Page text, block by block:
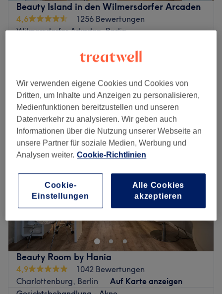
Beauty Island in den Wilmersdorfer Arcaden
4,6
1256 Bewertungen
Wilmersdorfer Arkaden, Berlin
Gesichtsbehandlung - Akne
Schnellansicht Saloninfos
Montag 10:00–20:00
Dienstag
10:00–20:00
Mittwoch
10:00–20:00
Donnerstag
10:00– 20:00
Freitag
Möchtest du dich mal wieder verwöhnen lassen? Dann
Island in den Wilmersdorfer Arcaden im schönen Berlin
nicht entgehen lassen. Deinen Wunschtermin für dein
Schönheitsprogramm gibt es über Treatwell, ganz einfach
und schnell online oder per App!
Die tolle Auswahl an Kosmetikbehandlungen machen
Beauty Island in den Wilmersdorfer Arcaden zu einem
Beauty Room by Hania
4,9
1042 Bewertungen
Charlottenburg, Berlin
Auf Karte anzeigen
Wir verwenden eigene Cookies und Cookies von
Dritten, um Inhalte und Anzeigen zu personalisieren,
Medienfunktionen bereitzustellen und unseren
Datenverkehr zu analysieren. Wir geben auch
Informationen über die Nutzung unserer Webseite an
unsere Partner für soziale Medien, Werbung und
Analysen weiter. Cookie-Richtlinien
Cookie-
Einstellungen
Alle Cookies
akzeptieren